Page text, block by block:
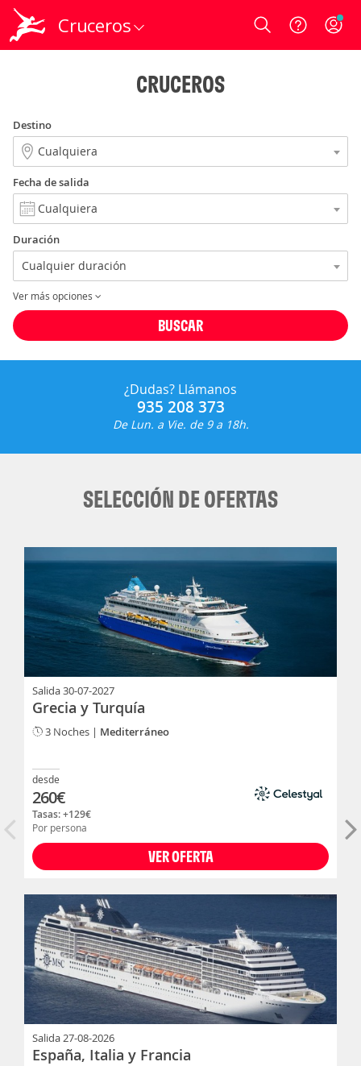
Cruceros Login
CRUCEROS
Destino
Fecha de salida
Duración
Ver más opciones
BUSCAR
¿Dudas? Llámanos
935 208 373
De Lun. a Vie. de 9 a 18h.
SELECCIÓN DE OFERTAS
Salida30-07-2027
Grecia y Turquía
3 Noches | Mediterráneo
desde
260€
Tasas: +129€
Por persona
VER OFERTA
Salida27-08-2026
España, Italia y Francia